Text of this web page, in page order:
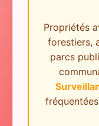
Propriétés
forestiers,
parcs